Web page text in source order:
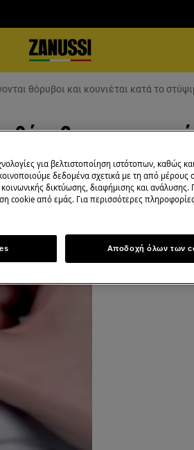
θόρυβοι και κουνιέται κατά το
και
για βελτιστοποίηση ιστότοπων, καθώς
δεδομένα σχετικά με τη από μέρους
δικτύωσης, διαφήμισης και
cookie από εμάς. Για περισσότερες
Αποδοχή όλων των